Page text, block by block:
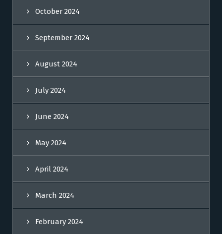
October 2024
September 2024
August 2024
July 2024
June 2024
May 2024
April 2024
March 2024
February 2024